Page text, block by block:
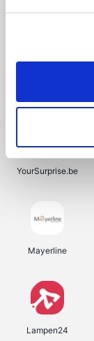
Bergfreunde
YourSurprise.be
Mayerline
Lampen24